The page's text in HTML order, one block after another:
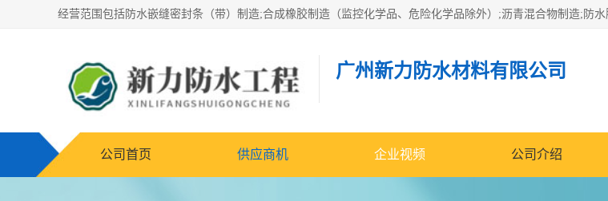
广州新力防水材料有限公司
公司首页 供应商机 企业视频 公司介绍